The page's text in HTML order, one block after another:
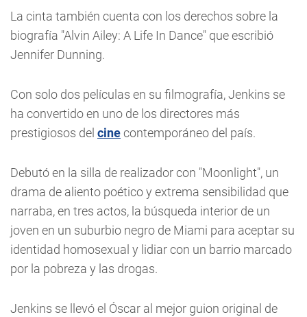
La cinta también cuenta con los derechos sobre la
biografía "Alvin Ailey: A Life In Dance" que escribió
Jennifer Dunning.
Con solo dos películas en su filmografía, Jenkins se
ha convertido en uno de los directores más
prestigiosos del cinecontemporáneo del país.
Debutó en la silla de realizador con "Moonlight", un
drama de aliento poético y extrema sensibilidad que
narraba, en tres actos, la búsqueda interior de un
joven en un suburbio negro de Miami para aceptar su
identidad homosexual y lidiar con un barrio marcado
por la pobreza y las drogas.
Jenkins se llevó el Óscar al mejor guion original de